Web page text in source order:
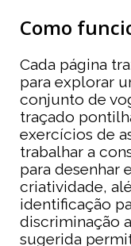
Como
Cada página
para explorar
conjunto de
traçado
exercícios de
trabalhar a
para desenhar
criatividade,
identificação
discriminação
sugerida